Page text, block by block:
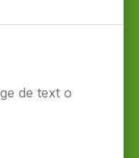
de text o